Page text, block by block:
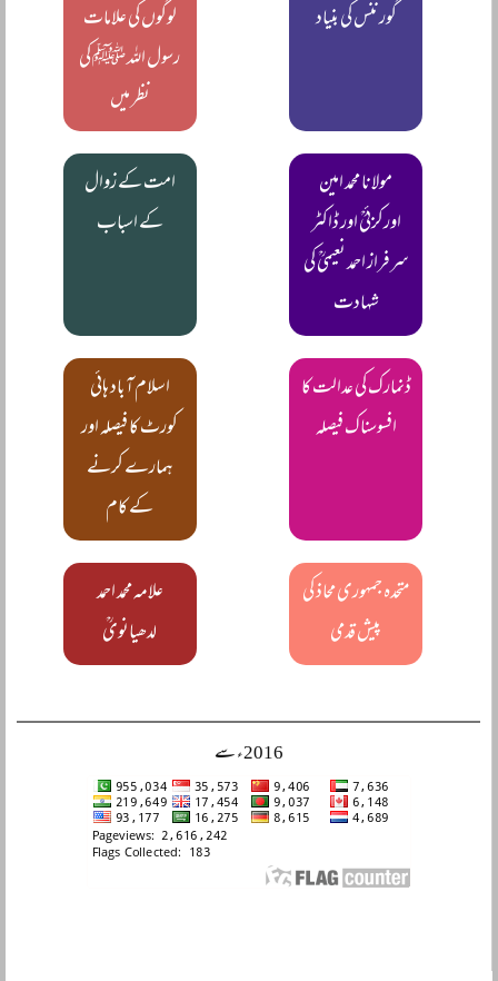
گورننس کی بنیاد
لوگوں کی علامات
رسول اللہ ﷺ کی
نظر میں
مولانا محمد امین
اورکزئیؒ اور ڈاکٹر
سرفراز احمد نعیمیؒ کی
شہادت
امت کے زوال
کے اسباب
ڈنمارک کی عدالت کا
افسوسناک فیصلہ
اسلام آباد ہائی
کورٹ کا فیصلہ اور
ہمارے کرنے
کے کام
متحدہ جمہوری محاذ کی
پیش قدمی
علامہ محمد احمد
لدھیانویؒ
2016ء سے